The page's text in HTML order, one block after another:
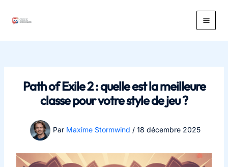
Main
Path of Exile 2 : quelle est la meilleure
classe pour votre style de jeu ?
Par Maxime Stormwind / 18 décembre 2025